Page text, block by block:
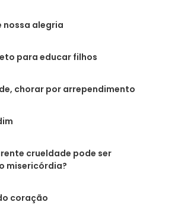
nossa alegria
para educar filhos
chorar por arrependimento
crueldade pode ser
misericórdia?
coração